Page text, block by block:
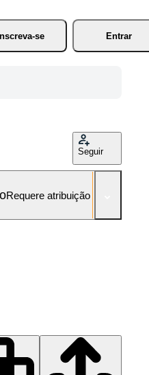
se
Entrar
Seguir
Requere atribuição